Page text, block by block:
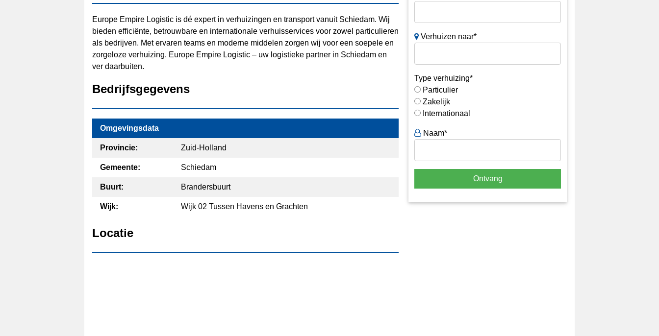
Europe Empire Logistic is dé expert in verhuizingen en transport vanuit Schiedam. Wij
bieden efficiënte, betrouwbare en internationale verhuisservices voor zowel particulieren
als bedrijven. Met ervaren teams en moderne middelen zorgen wij voor een soepele en
zorgeloze verhuizing. Europe Empire Logistic – uw logistieke partner in Schiedam en
ver daarbuiten.
Bedrijfsgegevens
Omgevingsdata
Provincie: Zuid-Holland
Gemeente: Schiedam
Buurt: Brandersbuurt
Wijk: Wijk 02 Tussen Havens en Grachten
Locatie
Verhuizen naar*
Type verhuizing*
Particulier
Zakelijk
Internationaal
Naam*
Ontvang